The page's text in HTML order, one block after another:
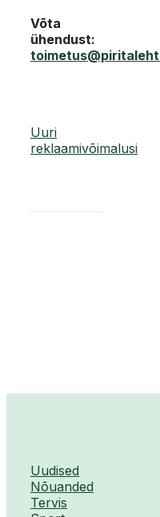
Võta
ühendust:
Uuri
reklaamivõimalusi
Uudised
Nõuanded
Tervis